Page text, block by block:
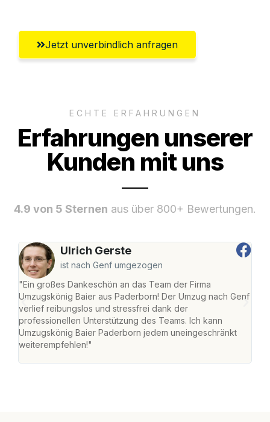
Jetzt unverbindlich anfragen
ECHTE ERFAHRUNGEN
Erfahrungen unserer
Kunden mit uns
4.9 von 5 Sternen aus über 800+ Bewertungen.
Ulrich Gerste
ist nach Genf umgezogen
"Ein großes Dankeschön an das Team der Firma
Umzugskönig Baier aus Paderborn! Der Umzug nach Genf
verlief reibungslos und stressfrei dank der
professionellen Unterstützung des Teams. Ich kann
Umzugskönig Baier Paderborn jedem uneingeschränkt
weiterempfehlen!"